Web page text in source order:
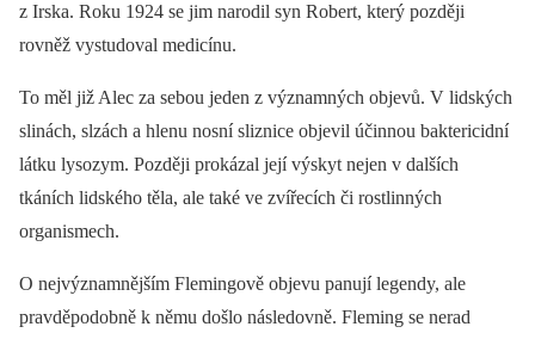
z Irska. Roku 1924 se jim narodil syn Robert, který později
rovněž vystudoval medicínu.
To měl již Alec za sebou jeden z významných objevů. V lidských
slinách, slzách a hlenu nosní sliznice objevil účinnou baktericidní
látku lysozym. Později prokázal její výskyt nejen v dalších
tkáních lidského těla, ale také ve zvířecích či rostlinných
organismech.
O nejvýznamnějším Flemingově objevu panují legendy, ale
pravděpodobně k němu došlo následovně. Fleming se nerad